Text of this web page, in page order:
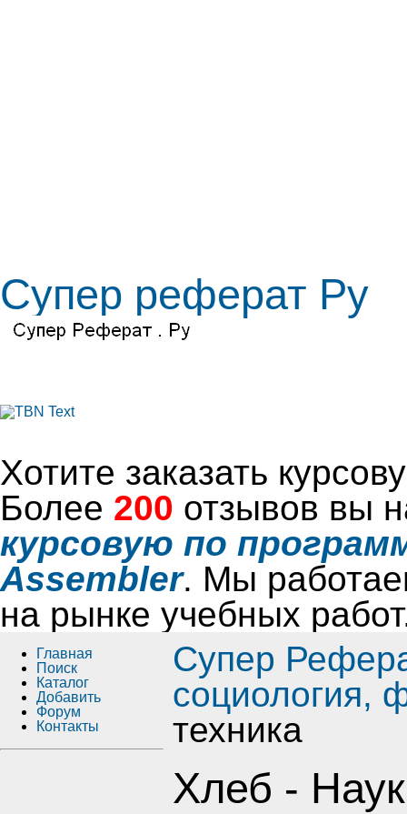
Супер реферат Ру
Хотите заказать
Более 200 отзывов вы
курсовую по
Assembler. Мы
на рынке учебных
Супер
социология,
техника
Хлеб -
Главная
Поиск
Каталог
Добавить
Форум
Контакты